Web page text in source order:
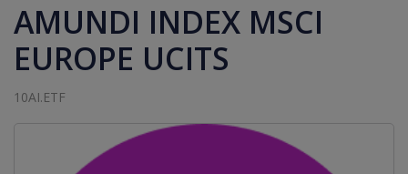
AMUNDI INDEX MSCI
EUROPE UCITS
10AI.ETF